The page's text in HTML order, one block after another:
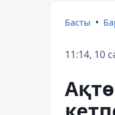
Басты
11:14, 10